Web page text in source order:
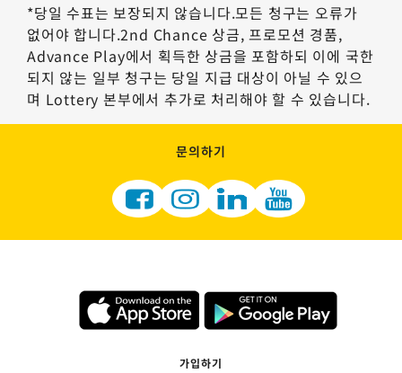
*당일 수표는 보장되지 않습니다.모든 청구는 오류가
없어야 합니다.2nd Chance 상금, 프로모션 경품,
Advance Play에서 획득한 상금을 포함하되 이에 국한
되지 않는 일부 청구는 당일 지급 대상이 아닐 수 있으
며 Lottery 본부에서 추가로 처리해야 할 수 있습니다.
문의하기
가입하기